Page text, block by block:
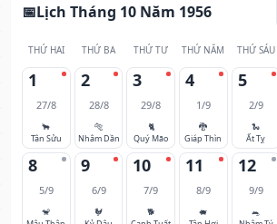
Lịch Tháng 10 Năm 1956
THỨ HAI THỨ BA THỨ TƯ THỨ NĂM THỨ SÁU
1
27/8
🐂
Tân Sửu
2
28/8
🐅
Nhâm Dần
3
29/8
🐈
Quý Mão
4
1/9
🐉
Giáp Thìn
5
2/9
🐍
Ất Tỵ
8
5/9
🐒
9
6/9
🐓
10
7/9
🐕
11
8/9
🐖
12
9/9
🐀